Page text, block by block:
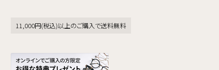
11,000円(税込)以上のご購入で送料無料